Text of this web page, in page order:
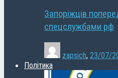
Запоріжців
спецслужбами рф
zapsich, 23/07/
Політика